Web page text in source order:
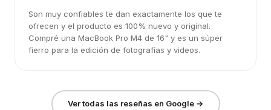
Son muy confiables te dan exactamente los que te
ofrecen y el producto es 100% nuevo y original.
Compré una MacBook Pro M4 de 16" y es un súper
fierro para la edición de fotografías y videos.
Ver todas las reseñas en Google →